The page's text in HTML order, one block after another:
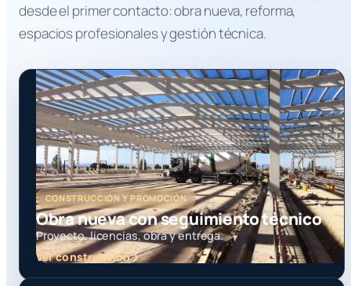
desde el primer contacto: obra nueva, reforma,
espacios profesionales y gestión técnica.
CONSTRUCCIÓN Y PROMOCIÓN
Obra nueva con seguimiento técnico
Proyecto, licencias, obra y entrega.
Ver construcción